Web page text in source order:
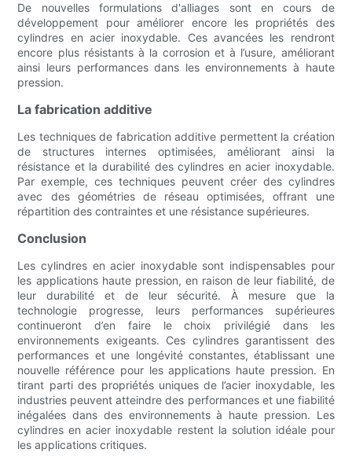
De nouvelles formulations d'alliages sont en cours de
développement pour améliorer encore les propriétés des
cylindres en acier inoxydable. Ces avancées les rendront
encore plus résistants à la corrosion et à l’usure, améliorant
ainsi leurs performances dans les environnements à haute
pression.
La fabrication additive
Les techniques de fabrication additive permettent la création
de structures internes optimisées, améliorant ainsi la
résistance et la durabilité des cylindres en acier inoxydable.
Par exemple, ces techniques peuvent créer des cylindres
avec des géométries de réseau optimisées, offrant une
répartition des contraintes et une résistance supérieures.
Conclusion
Les cylindres en acier inoxydable sont indispensables pour
les applications haute pression, en raison de leur fiabilité, de
leur durabilité et de leur sécurité. À mesure que la
technologie progresse, leurs performances supérieures
continueront d’en faire le choix privilégié dans les
environnements exigeants. Ces cylindres garantissent des
performances et une longévité constantes, établissant une
nouvelle référence pour les applications haute pression. En
tirant parti des propriétés uniques de l’acier inoxydable, les
industries peuvent atteindre des performances et une fiabilité
inégalées dans des environnements à haute pression. Les
cylindres en acier inoxydable restent la solution idéale pour
les applications critiques.